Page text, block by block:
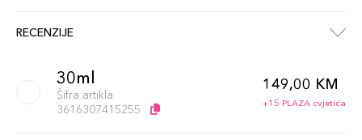
RECENZIJE
30ml
Šifra artikla
3616307415255
149,00 KM
+15 PLAZA cvjetića